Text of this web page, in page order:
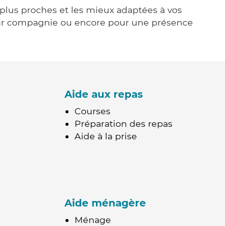
proches et les mieux adaptées à vos
compagnie ou encore pour une présence
Aide aux repas
Courses
Préparation des repas
Aide à la prise
Aide ménagère
Ménage